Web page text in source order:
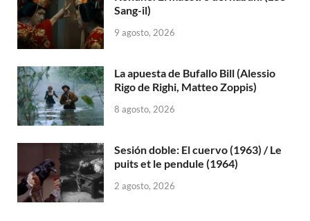
Sang-il)
9 agosto, 2026
La apuesta de Bufallo Bill (Alessio
Rigo de Righi, Matteo Zoppis)
8 agosto, 2026
Sesión doble: El cuervo (1963) / Le
puits et le pendule (1964)
2 agosto, 2026